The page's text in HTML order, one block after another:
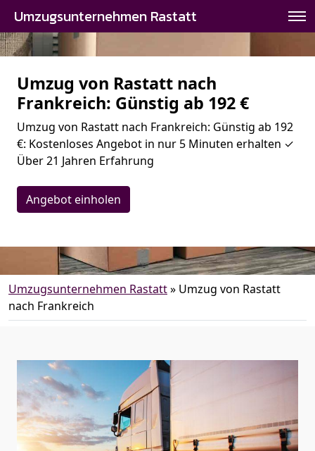
Umzugsunternehmen Rastatt
Umzug von Rastatt nach
Frankreich: Günstig ab 192 €
Umzug von Rastatt nach Frankreich: Günstig ab 192
€: Kostenloses Angebot in nur 5 Minuten erhalten ✓
Über 21 Jahren Erfahrung
Angebot einholen
Umzugsunternehmen Rastatt» Umzug von Rastatt
nach Frankreich